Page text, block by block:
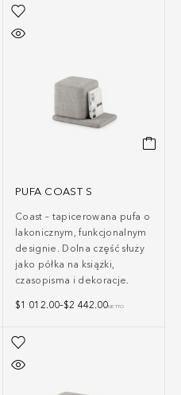
PUFA COAST S
Coast – tapicerowana pufa o
lakonicznym, funkcjonalnym
designie. Dolna część służy
jako półka na książki,
czasopisma i dekoracje.
$1 012.00–$2 442.00NETTO